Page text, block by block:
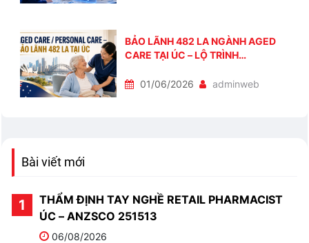
BẢO LÃNH 482 LA NGÀNH AGED
CARE TẠI ÚC – LỘ TRÌNH
01/06/2026
adminweb
Bài viết mới
THẨM ĐỊNH TAY NGHỀ RETAIL PHARMACIST
ÚC – ANZSCO 251513
06/08/2026